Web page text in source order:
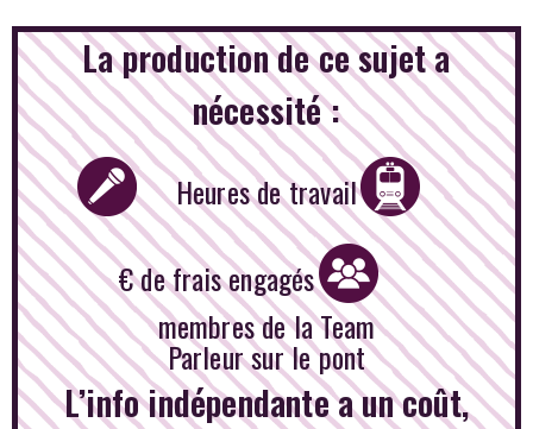
La production de ce sujet a
nécessité :
Heures de travail
€ de frais engagés
membres de la Team
Parleur sur le pont
L’info indépendante a un coût,